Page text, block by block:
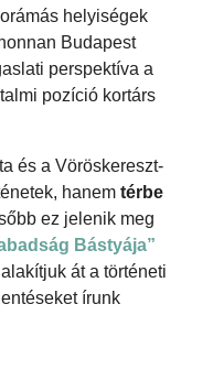
helyiségek
Budapest
perspektíva a
pozíció kortárs
és a Vöröskereszt-
hanem térbe
ez jelenik meg
Bástyája”
át a történeti
írunk